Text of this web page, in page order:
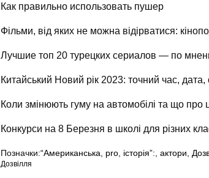
Как правильно использовать пушер
Фільми, від яких не можна відірватися:
Лучшие топ 20 турецких сериалов — по
Китайський Новий рік 2023: точний час, дата,
Коли змінюють гуму на автомобілі та що про
Конкурси на 8 Березня в школі для різних
Позначки:“Американська pro історія”: актори
Дозвілля